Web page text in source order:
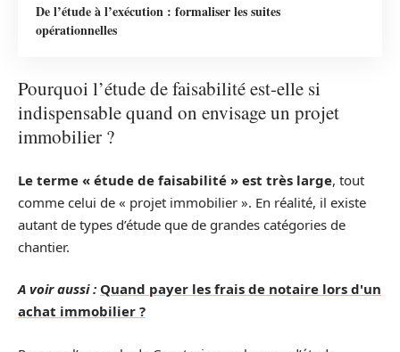
De l’étude à l’exécution : formaliser les suites
opérationnelles
Pourquoi l’étude de faisabilité est-elle si
indispensable quand on envisage un projet
immobilier ?
Le terme « étude de faisabilité » est très large, tout
comme celui de « projet immobilier ». En réalité, il existe
autant de types d’étude que de grandes catégories de
chantier.
A voir aussi : Quand payer les frais de notaire lors d'un
achat immobilier ?